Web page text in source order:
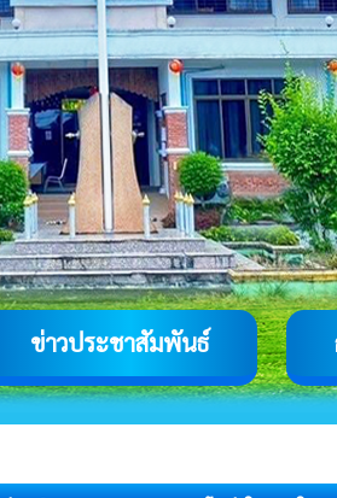
ข่าวประชาสัมพันธ์